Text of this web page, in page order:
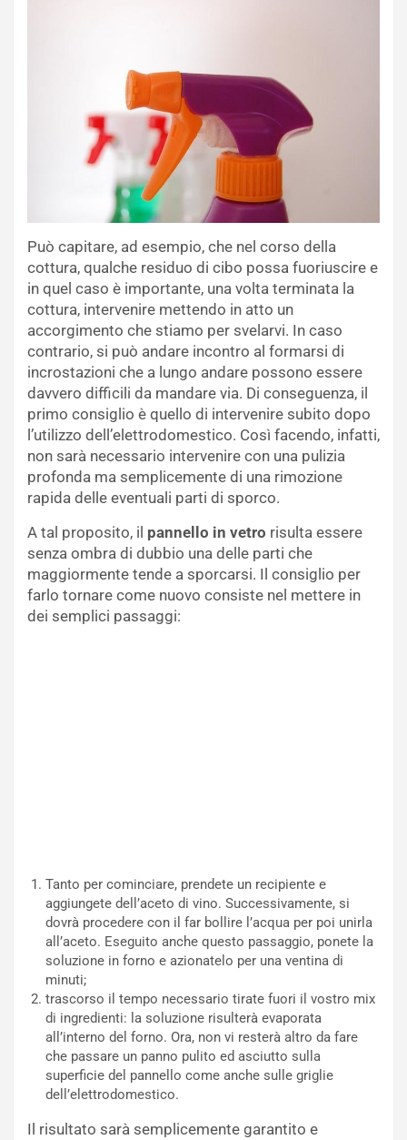
Può capitare, ad esempio, che nel corso della
cottura, qualche residuo di cibo possa fuoriuscire e
in quel caso è importante, una volta terminata la
cottura, intervenire mettendo in atto un
accorgimento che stiamo per svelarvi. In caso
contrario, si può andare incontro al formarsi di
incrostazioni che a lungo andare possono essere
davvero difficili da mandare via. Di conseguenza, il
primo consiglio è quello di intervenire subito dopo
l’utilizzo dell’elettrodomestico. Così facendo, infatti,
non sarà necessario intervenire con una pulizia
profonda ma semplicemente di una rimozione
rapida delle eventuali parti di sporco.
A tal proposito, il pannello in vetro risulta essere
senza ombra di dubbio una delle parti che
maggiormente tende a sporcarsi. Il consiglio per
farlo tornare come nuovo consiste nel mettere in
dei semplici passaggi:
Tanto per cominciare, prendete un recipiente e
aggiungete dell’aceto di vino. Successivamente, si
dovrà procedere con il far bollire l’acqua per poi unirla
all’aceto. Eseguito anche questo passaggio, ponete la
soluzione in forno e azionatelo per una ventina di
minuti;
trascorso il tempo necessario tirate fuori il vostro mix
di ingredienti: la soluzione risulterà evaporata
all’interno del forno. Ora, non vi resterà altro da fare
che passare un panno pulito ed asciutto sulla
superficie del pannello come anche sulle griglie
dell’elettrodomestico.
Il risultato sarà semplicemente garantito e